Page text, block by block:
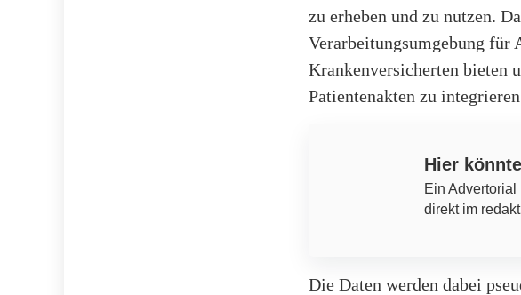
zu erheben und zu nutzen.
Verarbeitungsumgebung für
Krankenversicherten bieten
Patientenakten zu
Hier
Ein
direkt im
Die Daten werden dabei